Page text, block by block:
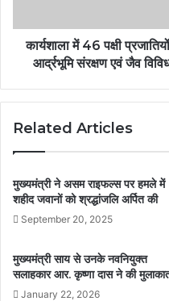
कार्यशाला में 46 पक्षी
आर्द्रभूमि संरक्षण एवं जैव
Related Articles
मुख्यमंत्री ने असम राइफल्स पर हमले में
शहीद जवानों को श्रद्धांजलि अर्पित की
September 20, 2025
मुख्यमंत्री साय से उनके नवनियुक्त
सलाहकार आर. कृष्णा दास ने की
January 22, 2026